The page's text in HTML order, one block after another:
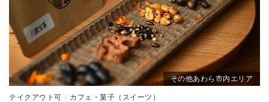
その他あわら市内エリア
テイクアウト可 カフェ・菓子（スイーツ）